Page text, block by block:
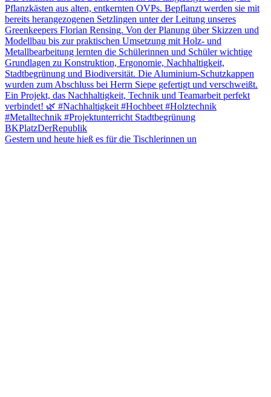
Gestern und heute hieß es für die Tischlerinnen un